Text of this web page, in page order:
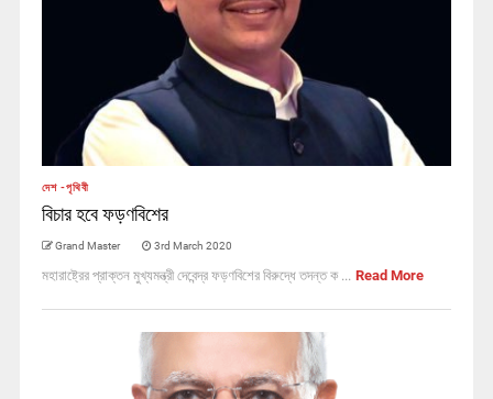
দেশ -পৃথিবী
বিচার হবে ফড়ণবিশের
Grand Master 3rd March 2020
মহারাষ্ট্রের প্রাক্তন মুখ্যমন্ত্রী দেবেন্দ্র ফড়ণবিশের বিরুদ্ধে তদন্ত ক ... Read More